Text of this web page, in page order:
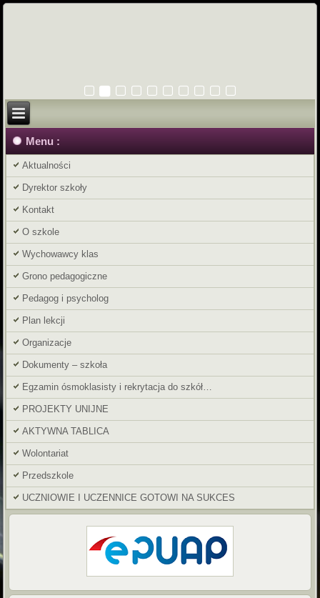
Menu :
Aktualności
Dyrektor szkoły
Kontakt
O szkole
Wychowawcy klas
Grono pedagogiczne
Pedagog i psycholog
Plan lekcji
Organizacje
Dokumenty – szkoła
Egzamin ósmoklasisty i rekrytacja do szkół…
PROJEKTY UNIJNE
AKTYWNA TABLICA
Wolontariat
Przedszkole
UCZNIOWIE I UCZENNICE GOTOWI NA SUKCES